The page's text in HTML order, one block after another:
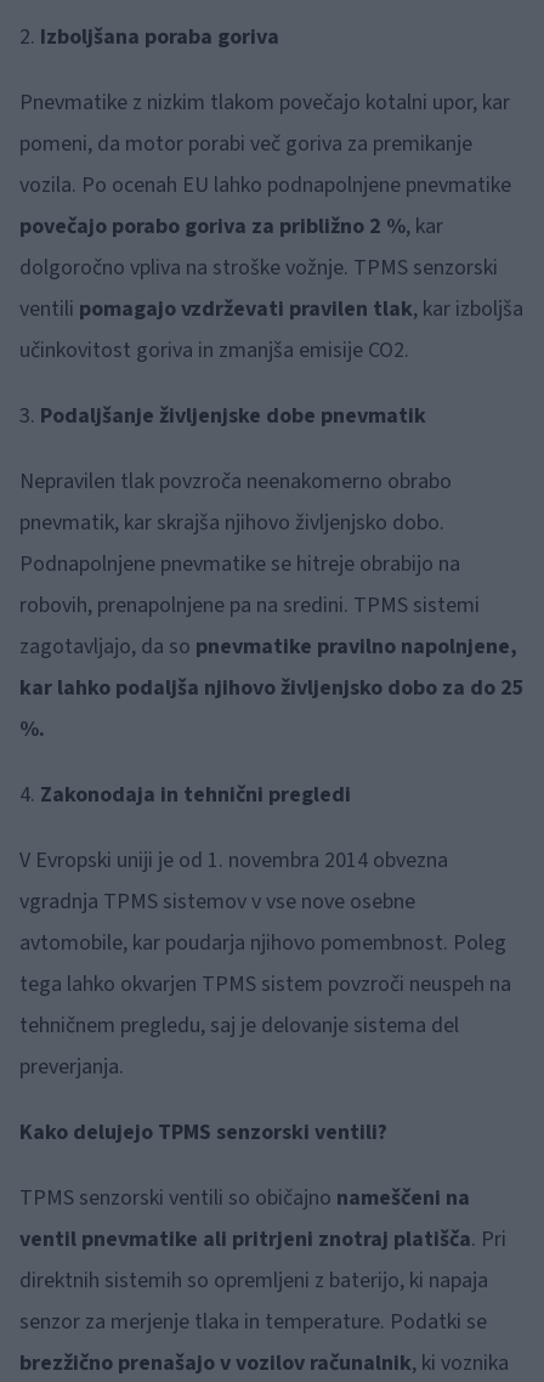
2. Izboljšana poraba goriva
Pnevmatike z nizkim tlakom povečajo kotalni upor, kar
pomeni, da motor porabi več goriva za premikanje
vozila. Po ocenah EU lahko podnapolnjene pnevmatike
povečajo porabo goriva za približno 2 %, kar
dolgoročno vpliva na stroške vožnje. TPMS senzorski
ventili pomagajo vzdrževati pravilen tlak, kar izboljša
učinkovitost goriva in zmanjša emisije CO2.
3. Podaljšanje življenjske dobe pnevmatik
Nepravilen tlak povzroča neenakomerno obrabo
pnevmatik, kar skrajša njihovo življenjsko dobo.
Podnapolnjene pnevmatike se hitreje obrabijo na
robovih, prenapolnjene pa na sredini. TPMS sistemi
zagotavljajo, da so pnevmatike pravilno napolnjene,
kar lahko podaljša njihovo življenjsko dobo za do 25
%.
4. Zakonodaja in tehnični pregledi
V Evropski uniji je od 1. novembra 2014 obvezna
vgradnja TPMS sistemov v vse nove osebne
avtomobile, kar poudarja njihovo pomembnost. Poleg
tega lahko okvarjen TPMS sistem povzroči neuspeh na
tehničnem pregledu, saj je delovanje sistema del
preverjanja.
Kako delujejo TPMS senzorski ventili?
TPMS senzorski ventili so običajno nameščeni na
ventil pnevmatike ali pritrjeni znotraj platišča. Pri
direktnih sistemih so opremljeni z baterijo, ki napaja
senzor za merjenje tlaka in temperature. Podatki se
brezžično prenašajo v vozilov računalnik, ki voznika